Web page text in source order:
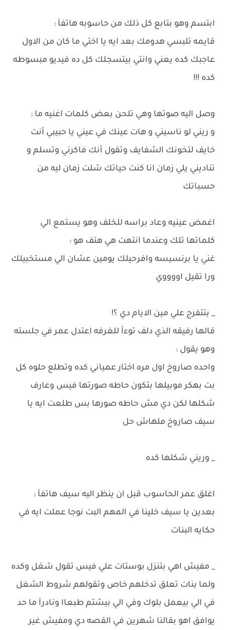
ابتسم وهو بتابع كل ذلك من حاسوبه هاتفآ :
قايمه تلبسي هدومك بعد ايه يا اختي ما كان من الاول
عاجبك كده يعني وانتي بيتسجلك كل ده فيديو مبسوطه
كده !!!
وصل اليه صوتها وهي تلحن بعض كلمات اغنيه ما :
و ريني لو ناسيني و هات عينك في عيني يا حبيبي أنت
خايف لتخونك الشفايف وتقول أنك فاكرني وتسلم و
تناديني يلي زمان انا كنت حياتك شلت زمان ليه من
حسباتك
اغمض عينيه وعاد براسه للخلف وهو يستمع الي
كلماتها تلك وعندما انتهت هي هتف هو :
غني يا برنسيسه وافرحيلك يومين عشان الي مستخبيلك
ورا تقيل اووووي
_ بتتفرج علي مين الايام دي ؟!
قالها رفيقه الذي دلف توءآ للغرفه اعتدل عمر في جلسته
وهو يقول :
واحده صاروخ اول مره اختار عمياني كده وتطلع حلوه كل
بت بهكر موبيلها بتكون حاطه صورتها فيس وعارف
شكلها لكن دي مش حاطه صورها بس طلعت ايه يا
سيف صاروخ ملهاش حل
_ وريني شكلها كده
اغلق عمر الحاسوب قبل ان ينظر اليه سيف هاتفآ :
بعدين يا سيف خلينا في المهم البت نوجا عملت ايه في
حكايه البنات
_ مفيش اهي بتنزل بوستات علي فيس تقول شغل وكده
ولما بنات تعلق تدخلهم خاص وتقولهم شروط الشغل
في الي بيعمل بلوك وفي الي بيشتم طبعاا ونادرآ ما حد
يوافق اهو بقالنا شهرين في القصه دي ومفيش غير